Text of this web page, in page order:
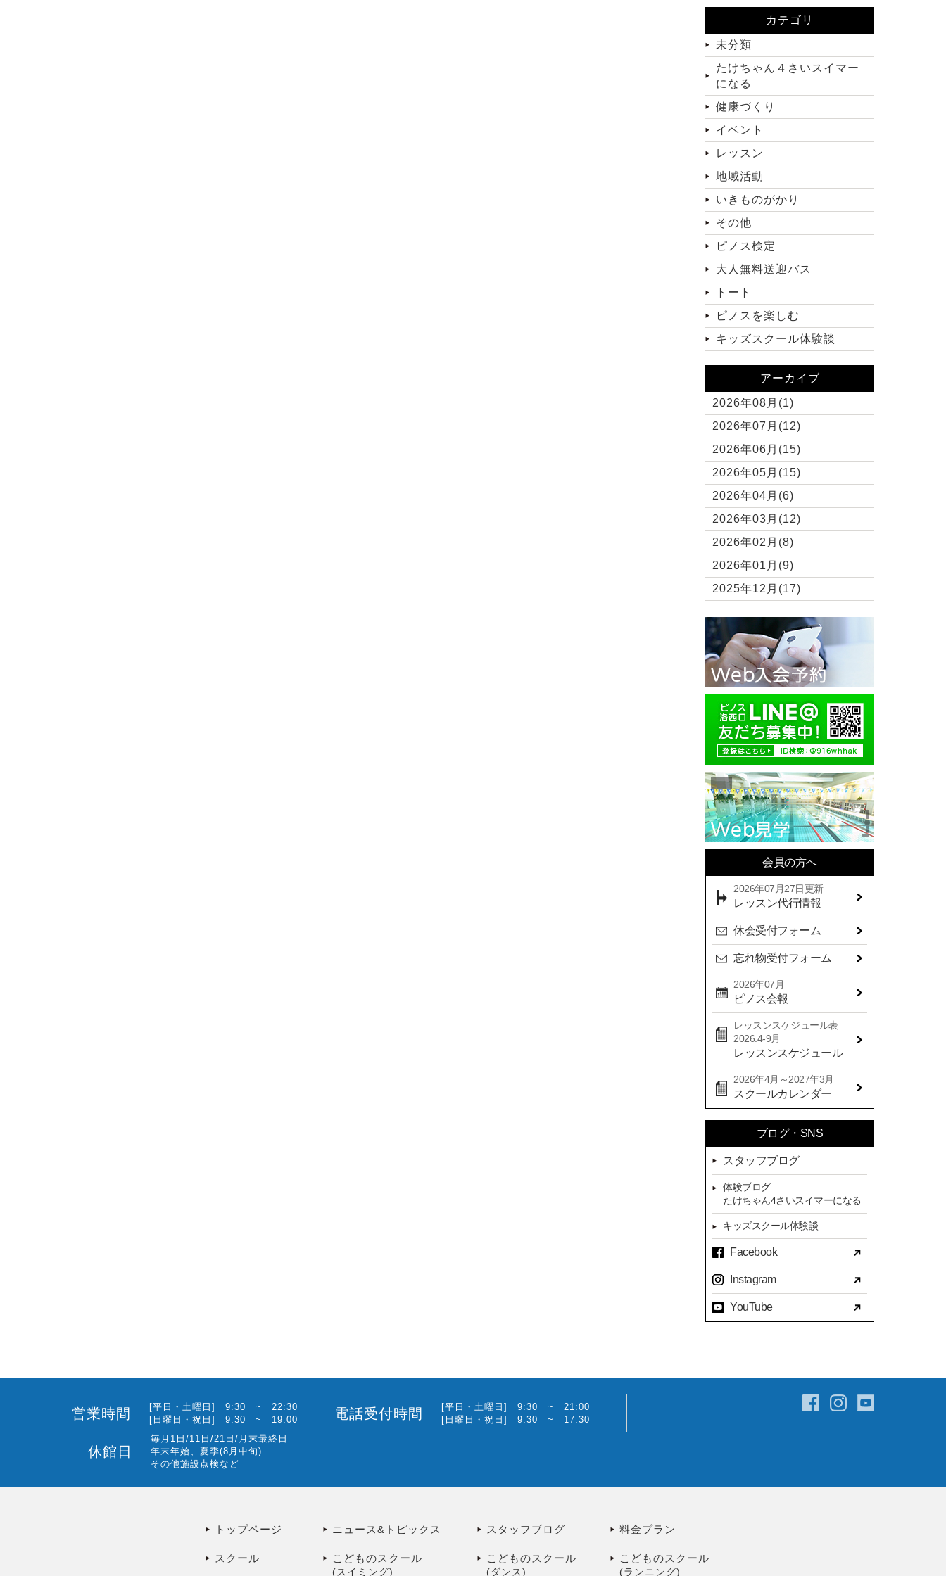
カテゴリ
未分類
たけちゃん４さいスイマー
になる
健康づくり
イベント
レッスン
地域活動
いきものがかり
その他
ピノス検定
大人無料送迎バス
トート
ピノスを楽しむ
キッズスクール体験談
アーカイブ
2026年08月(1)
2026年07月(12)
2026年06月(15)
2026年05月(15)
2026年04月(6)
2026年03月(12)
2026年02月(8)
2026年01月(9)
2025年12月(17)
2025年10月(11)
2025年09月(10)
2025年08月(7)
2025年07月(10)
2025年06月(13)
2025年05月(17)
2025年04月(19)
2025年03月(10)
2025年02月(9)
2025年01月(14)
2024年12月(14)
2024年11月(19)
2024年09月(15)
2024年08月(21)
2024年07月(20)
2024年06月(29)
2024年05月(22)
2024年04月(20)
2024年03月(16)
2024年02月(7)
2024年01月(8)
2023年12月(14)
2023年11月(13)
2023年10月(9)
2023年09月(10)
2023年08月(9)
2023年07月(17)
2023年06月(9)
2023年05月(11)
2023年02月(8)
会員の方へ
2026年07月27日更新
レッスン代行情報
休会受付フォーム
忘れ物受付フォーム
2026年07月
ピノス会報
レッスンスケジュール表
2026.4-9月
レッスンスケジュール
2026年4月～2027年3月
スクールカレンダー
ブログ・SNS
スタッフブログ
体験ブログ
たけちゃん4さいスイマーになる
キッズスクール体験談
Facebook
Instagram
YouTube
営業時間
[平日・土曜日] 9:30 ~ 22:30
[日曜日・祝日] 9:30 ~ 19:00
電話受付時間
[平日・土曜日] 9:30 ~ 21:00
[日曜日・祝日] 9:30 ~ 17:30
休館日
毎月1日/11日/21日/月末最終日
年末年始、夏季(8月中旬)
その他施設点検など
トップページ ニュース&トピックス スタッフブログ 料金プラン
スクール こどものスクール
(スイミング)
こどものスクール
(ダンス)
こどものスクール
(ランニング)